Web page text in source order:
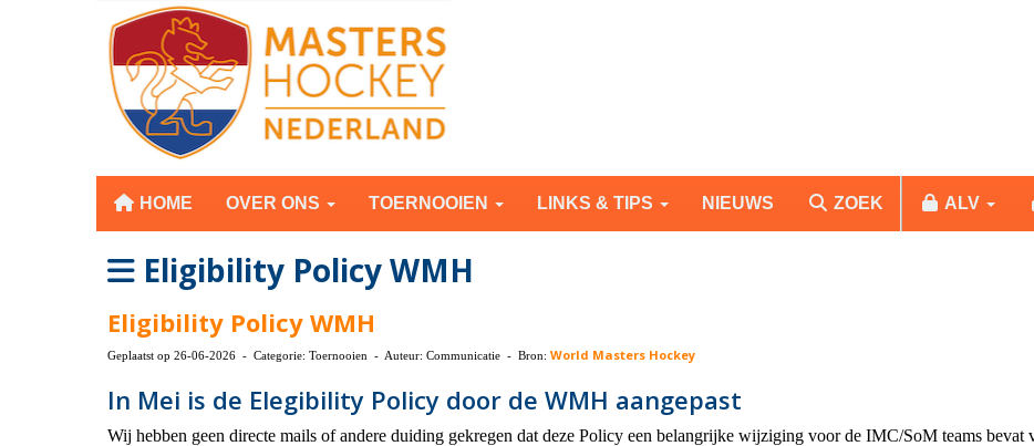
HOME OVER ONS TOERNOOIEN LINKS & TIPS NIEUWS ZOEK ALV
Eligibility Policy WMH
Eligibility Policy WMH
Geplaatst op 26-06-2026 - Categorie: Toernooien - Auteur: Communicatie - Bron: World Masters Hockey
In Mei is de Elegibility Policy door de WMH aangepast
Wij hebben geen directe mails of andere duiding gekregen dat deze Policy een belangrijke wijziging voor de IMC/SoM teams